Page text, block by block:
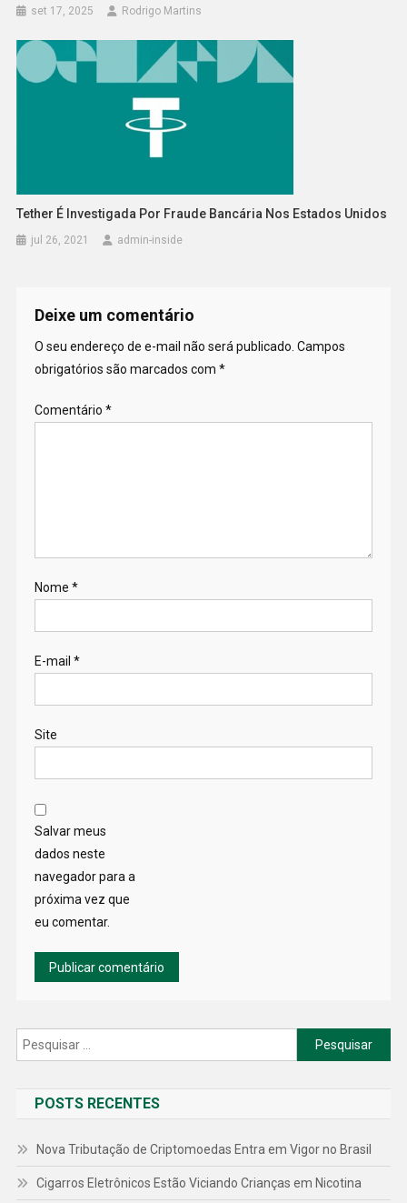
set 17, 2025 Rodrigo Martins
Tether É Investigada Por Fraude Bancária Nos Estados Unidos
jul 26, 2021 admin-inside
Deixe um comentário
O seu endereço de e-mail não será publicado. Campos
obrigatórios são marcados com *
Comentário *
Nome *
E-mail *
Site
Salvar meus
dados neste
navegador para a
próxima vez que
eu comentar.
Pesquisar
por:
POSTS RECENTES
Nova Tributação de Criptomoedas Entra em Vigor no Brasil
Cigarros Eletrônicos Estão Viciando Crianças em Nicotina